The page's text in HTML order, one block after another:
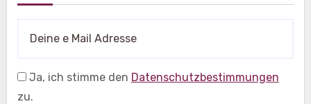
Ja, ich stimme den Datenschutzbestimmungen
zu.